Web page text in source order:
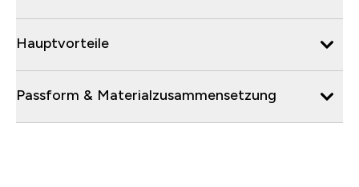
Hauptvorteile
Passform & Materialzusammensetzung